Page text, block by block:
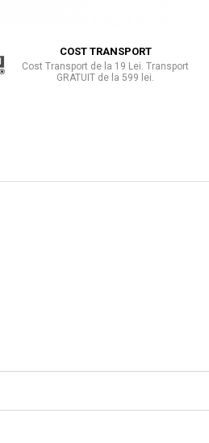
COST TRANSPORT
Cost Transport de la 19 Lei. Transport
GRATUIT de la 599 lei.